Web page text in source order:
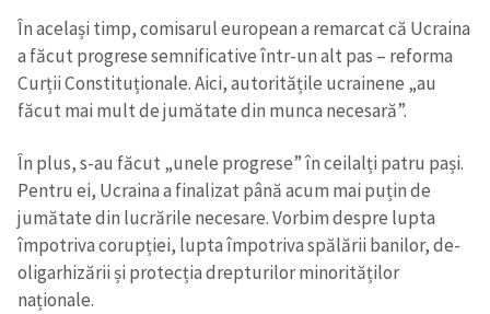
În același timp, comisarul european a remarcat că Ucraina
a făcut progrese semnificative într-un alt pas – reforma
Curții Constituționale. Aici, autoritățile ucrainene „au
făcut mai mult de jumătate din munca necesară”.
În plus, s-au făcut „unele progrese” în ceilalți patru pași.
Pentru ei, Ucraina a finalizat până acum mai puțin de
jumătate din lucrările necesare. Vorbim despre lupta
împotriva corupției, lupta împotriva spălării banilor, de-
oligarhizării și protecția drepturilor minorităților
naționale.